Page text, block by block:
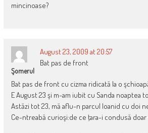
mincinoase?
Şomerul
August 23, 2009 at 20:57
Bat pas de front
Bat pas de front cu cizma ridicată la o
E August 23 şi m-am iubit cu Sanda noaptea
Astăzi tot 23, mă aflu-n parcul Ioanid cu doi
Ce-ntreabă curioşi:de ce ţara-i condusă doar